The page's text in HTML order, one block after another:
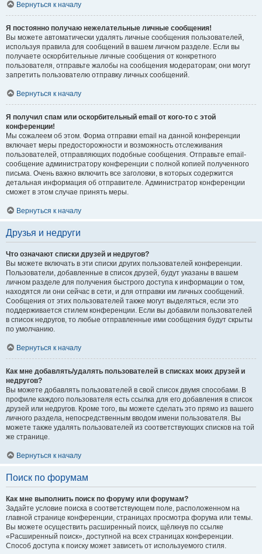
Вернуться к началу
Я постоянно получаю нежелательные личные сообщения!
Вы можете автоматически удалять личные сообщения пользователей,
используя правила для сообщений в вашем личном разделе. Если вы
получаете оскорбительные личные сообщения от конкретного
пользователя, отправьте жалобы на сообщения модераторам; они могут
запретить пользователю отправку личных сообщений.
Вернуться к началу
Я получил спам или оскорбительный email от кого-то с этой
конференции!
Мы сожалеем об этом. Форма отправки email на данной конференции
включает меры предосторожности и возможность отслеживания
пользователей, отправляющих подобные сообщения. Отправьте email-
сообщение администратору конференции с полной копией полученного
письма. Очень важно включить все заголовки, в которых содержится
детальная информация об отправителе. Администратор конференции
сможет в этом случае принять меры.
Вернуться к началу
Друзья и недруги
Что означают списки друзей и недругов?
Вы можете включать в эти списки других пользователей конференции.
Пользователи, добавленные в список друзей, будут указаны в вашем
личном разделе для получения быстрого доступа к информации о том,
находятся ли они сейчас в сети, и для отправки им личных сообщений.
Сообщения от этих пользователей также могут выделяться, если это
поддерживается стилем конференции. Если вы добавили пользователей
в список недругов, то любые отправленные ими сообщения будут скрыты
по умолчанию.
Вернуться к началу
Как мне добавлять/удалять пользователей в списках моих друзей и
недругов?
Вы можете добавлять пользователей в свой список двумя способами. В
профиле каждого пользователя есть ссылка для его добавления в список
друзей или недругов. Кроме того, вы можете сделать это прямо из вашего
личного раздела, непосредственным вводом имени пользователя. Вы
можете также удалять пользователей из соответствующих списков на той
же странице.
Вернуться к началу
Поиск по форумам
Как мне выполнить поиск по форуму или форумам?
Задайте условие поиска в соответствующем поле, расположенном на
главной странице конференции, страницах просмотра форума или темы.
Вы можете осуществить расширенный поиск, щёлкнув по ссылке
«Расширенный поиск», доступной на всех страницах конференции.
Способ доступа к поиску может зависеть от используемого стиля.